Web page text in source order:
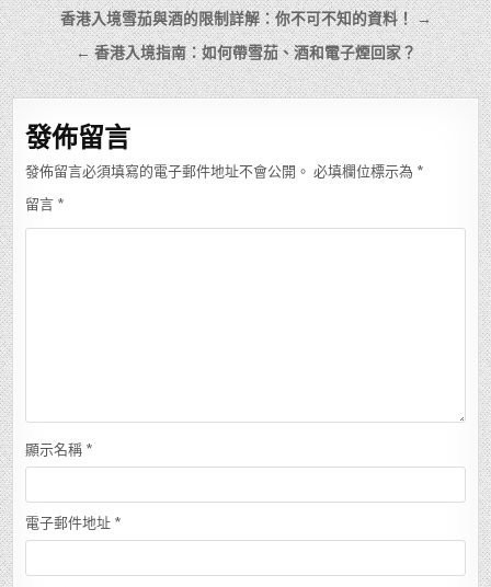
文
章
導
覽
香港入境雪茄與酒的限制詳解：你不可不知的資料！ →
← 香港入境指南：如何帶雪茄、酒和電子煙回家？
發佈留言
發佈留言必須填寫的電子郵件地址不會公開。 必填欄位標示為 *
留言 *
顯示名稱 *
電子郵件地址 *